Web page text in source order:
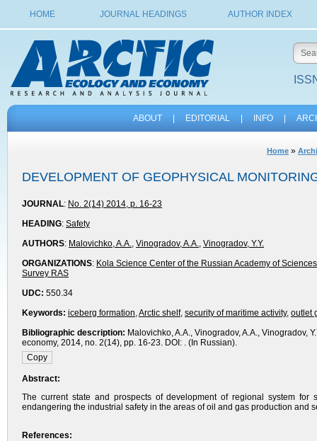
HOME JOURNAL HEADINGS AUTHOR INDEX
ABOUT EDITORIAL INFO
Home »
DEVELOPMENT OF GEOPHYSICAL
JOURNAL: No. 2(14) 2014, p. 16-23
HEADING: Safety
AUTHORS: Malovichko, A.A., Vinogradov, A.A., Vinogradov, Y.Y.
ORGANIZATIONS: Kola Science Center of the Russian Academy of Sciences
Survey RAS
UDC: 550.34
Keywords: iceberg formation,Arctic shelf, security of maritime activity, outlet
Bibliographic description: Malovichko, A.A., Vinogradov, A.A., Vinogradov,
economy, 2014, no. 2(14), pp. 16-23. DOI: . (In Russian).
Abstract:
The current state and prospects of development of regional system for
endangering the industrial safety in the areas of oil and gas production and
References: